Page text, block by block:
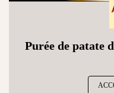
Purée de patate